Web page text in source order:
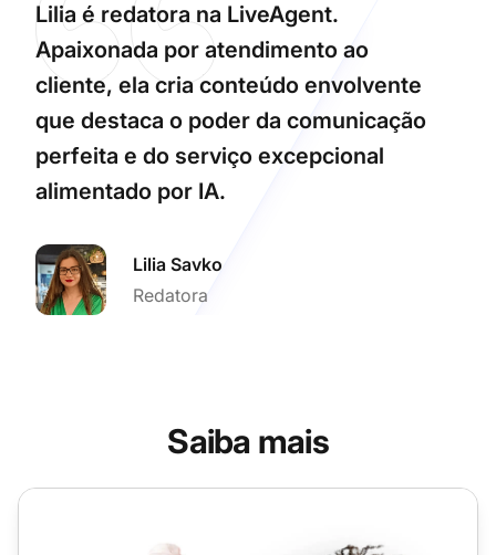
Lilia é redatora na LiveAgent.
Apaixonada por atendimento ao
cliente, ela cria conteúdo envolvente
que destaca o poder da comunicação
perfeita e do serviço excepcional
alimentado por IA.
Lilia Savko
Redatora
Saiba mais
Agente de IA Conversacional Poderoso para Suporte ao